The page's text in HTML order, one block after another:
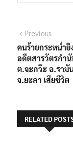
แนะแนว
เรื่อง
PreviousPrevious
post:
คนร้ายกระหน่ำยิ
อดีตสารวัตรกำ
ต.จะกว๊ะ อ.รามั
จ.ยะลา เสียชีวิต
RELATED